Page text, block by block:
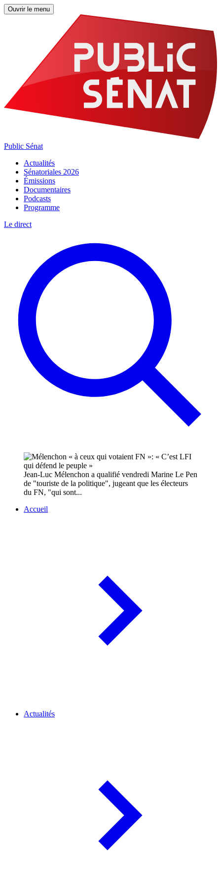
Ouvrir le menu
Public Sénat
Actualités
Sénatoriales 2026
Émissions
Documentaires
Podcasts
Programme
Le direct
Jean-Luc Mélenchon a qualifié vendredi Marine Le Pen
de "touriste de la politique", jugeant que les électeurs
du FN, "qui sont...
Accueil
Actualités